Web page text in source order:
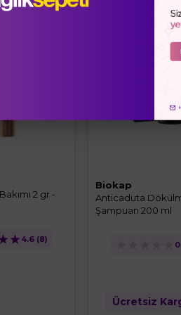
2 gr -
★ 4.6 (8)
Biokap
Anticaduta
Şampuan 200 ml
Ücretsiz